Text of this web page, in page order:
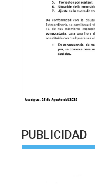
PUBLICIDAD